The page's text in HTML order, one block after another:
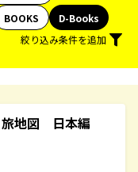
BOOKS
D-Books
絞り込み条件を追加
地図 日本編